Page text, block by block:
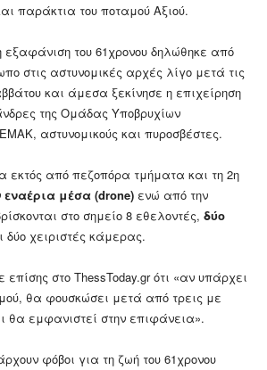
παράκτια του ποταμού Αξιού.
εξαφάνιση του 61χρονου δηλώθηκε από
στις αστυνομικές αρχές λίγο μετά τις
και άμεσα ξεκίνησε η επιχείρηση
της Ομάδας Υποβρυχίων
αστυνομικούς και πυροσβέστες.
εκτός από πεζοπόρα τμήματα και τη 2η
εναέρια μέσα (drone) ενώ από την
στο σημείο 8 εθελοντές, δύο
δύο χειριστές κάμερας.
στο ThessToday.gr ότι «αν υπάρχει
θα φουσκώσει μετά από τρεις με
θα εμφανιστεί στην επιφάνεια».
φόβοι για τη ζωή του 61χρονου